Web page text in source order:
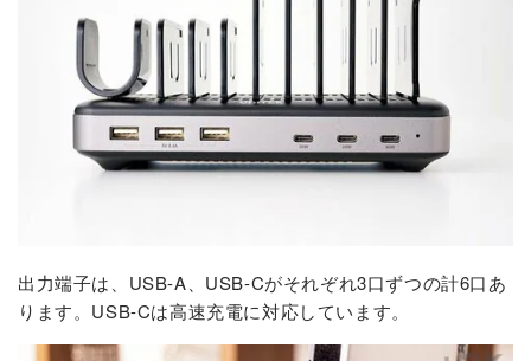
出力端子は、USB-A、USB-Cがそれぞれ3口ずつの計6口あ
ります。USB-Cは高速充電に対応しています。